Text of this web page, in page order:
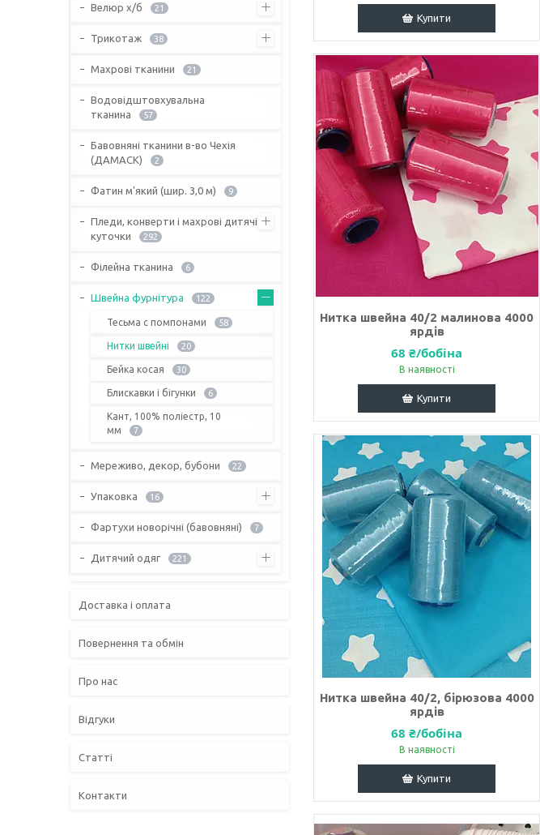
Купити
Нитка швейна 40/2 малинова 4000
ярдів
68 ₴/бобіна
В наявності
Купити
Нитка швейна 40/2, бірюзова 4000
ярдів
68 ₴/бобіна
В наявності
Купити
Велюр х/б 21
Трикотаж 38
Махрові тканини 21
Водовідштовхувальна
тканина
57
Бавовняні тканини в-во Чехія
(ДАМАСК)
2
Фатин м'який (шир. 3,0 м) 9
Пледи, конверти і махрові дитячі
куточки
292
Філейна тканина 6
Швейна фурнітура 122
Тесьма с помпонами 58
Нитки швейні 20
Бейка косая 30
Блискавки і бігунки 6
Кант, 100% поліестр, 10
мм
7
Мереживо, декор, бубони 22
Упаковка 16
Фартухи новорічні (бавовняні) 7
Дитячий одяг 221
Доставка і оплата
Повернення та обмін
Про нас
Відгуки
Статті
Контакти